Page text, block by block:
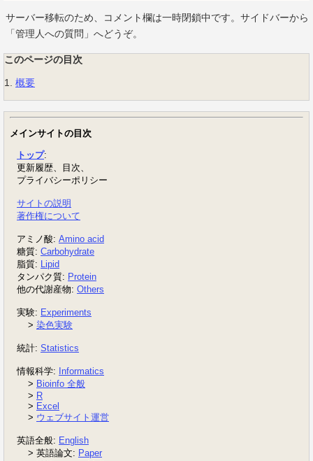
サーバー移転のため、コメント欄は一時閉鎖中です。サイドバーから
「管理人への質問」へどうぞ。
このページの目次
1. 概要